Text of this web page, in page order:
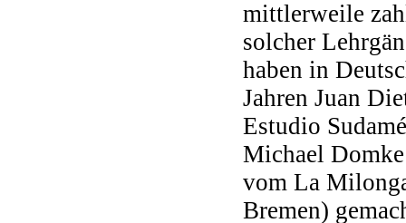
mittlerweile
solcher
haben in
Jahren Juan
Estudio
Michael
vom La
Bremen)